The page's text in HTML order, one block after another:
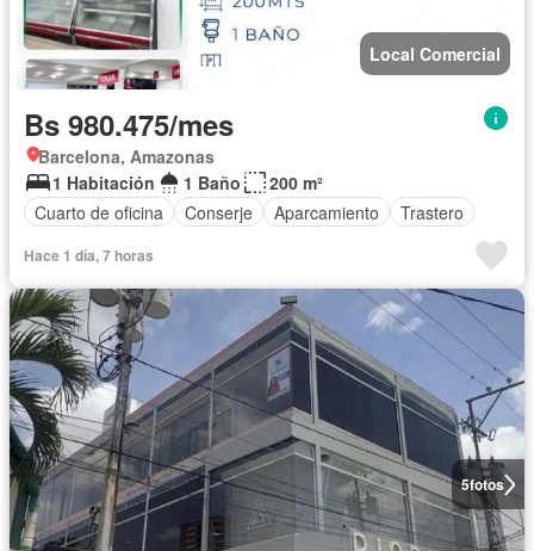
Local Comercial
Bs 980.475/mes
Barcelona, Amazonas
1 Habitación
1 Baño
200 m²
Cuarto de oficina
Conserje Aparcamiento Trastero
Hace 1 día, 7 horas
5fotos